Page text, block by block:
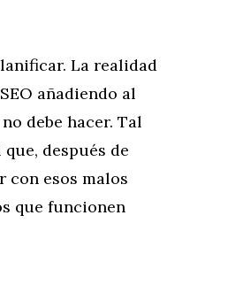
La realidad
añadiendo al
debe hacer. Tal
después de
con esos malos
que funcionen